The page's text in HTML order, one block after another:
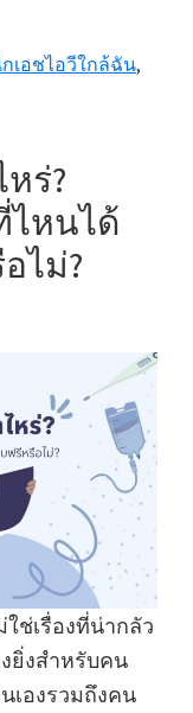
เอชไอวีใกล้ฉัน,
ร่?
ไหนได้
ไม่?
ใช่เรื่องที่น่ากลัว
ยิ่งสำหรับคน
เองรวมถึงคน